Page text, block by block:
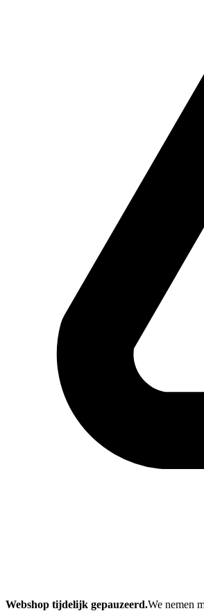
Webshop tijdelijk gepauzeerd.We nemen